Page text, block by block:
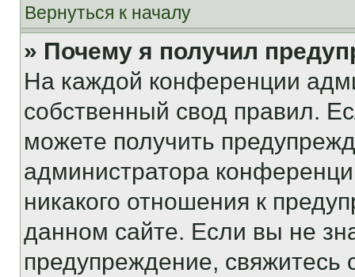
Вернуться к началу
» Почему я получил
На каждой конференции
собственный свод правил.
можете получить
администратора
никакого отношения к
данном сайте. Если вы не
предупреждение,